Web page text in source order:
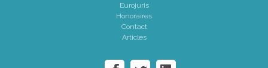
Eurojuris
Honoraires
Contact
Articles